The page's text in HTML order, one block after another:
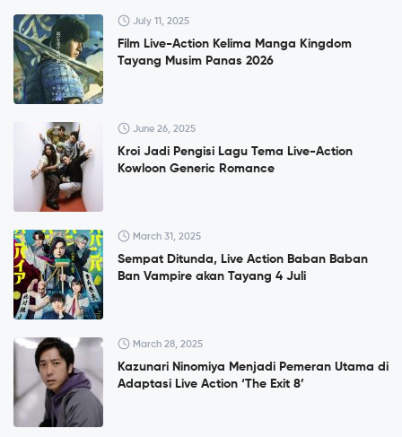
July 11, 2025
Film Live-Action Kelima Manga Kingdom
Tayang Musim Panas 2026
June 26, 2025
Kroi Jadi Pengisi Lagu Tema Live-Action
Kowloon Generic Romance
March 31, 2025
Sempat Ditunda, Live Action Baban Baban
Ban Vampire akan Tayang 4 Juli
March 28, 2025
Kazunari Ninomiya Menjadi Pemeran Utama di
Adaptasi Live Action ‘The Exit 8’